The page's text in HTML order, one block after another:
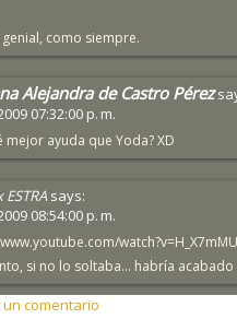
como siempre.
Alejandra de Castro Pérez
07:32:00 p. m.
mejor ayuda que Yoda? XD
ESTRA says:
08:54:00 p. m.
si no lo soltaba... habría
comentario